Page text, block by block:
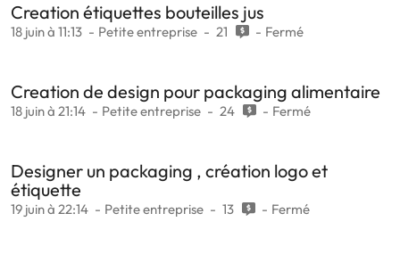
Creation étiquettes bouteilles jus
18 juin à 11:13 Petite entreprise 21 Fermé
Creation de design pour packaging alimentaire
18 juin à 21:14 Petite entreprise 24 Fermé
Designer un packaging , création logo et
étiquette
19 juin à 22:14 Petite entreprise 13 Fermé